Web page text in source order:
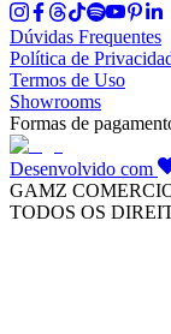
Dúvidas Frequentes
Política de
Termos de Uso
Showrooms
Formas de
Desenvolvido com
GAMZ
TODOS OS